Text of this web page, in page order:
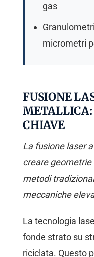
gas
micrometri
FUSIONE
CHIAVE
La fusione laser
creare
metodi
meccaniche
La tecnologia
fonde strato su
riciclata. Questo